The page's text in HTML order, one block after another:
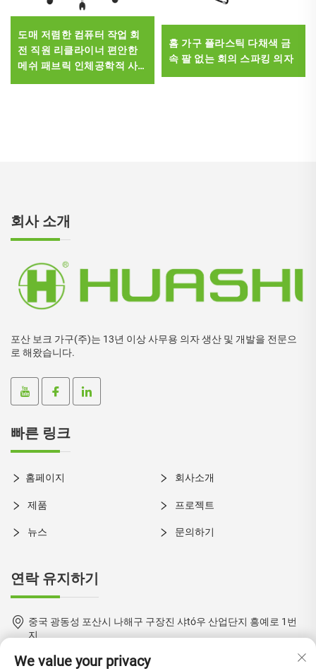
도매 저렴한 컴퓨터 작업 회
전 직원 리클라이너 편안한
메쉬 패브릭 인체공학적 사
홈 가구 플라스틱 다채색 금
속 팔 없는 회의 스파킹 의자
회사 소개
포산 보크 가구(주)는 13년 이상 사무용 의자 생산 및 개발을 전문으
로 해왔습니다.
빠른 링크
홈페이지 회사소개
제품 프로젝트
뉴스 문의하기
연락 유지하기
중국 광동성 포산시 나해구 구장진 샤tó우 산업단지 흥예로 1번
지
+86-18924550960
We value your privacy